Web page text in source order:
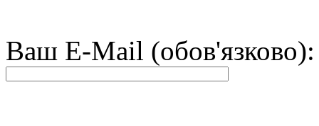
Ваш E-Mail (обов'язково):